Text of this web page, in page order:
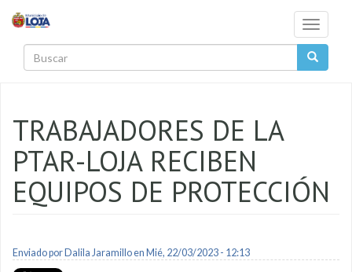
Toggle
TRABAJADORES DE LA
PTAR-LOJA RECIBEN
EQUIPOS DE PROTECCIÓN
Enviado por Dalila Jaramilloen Mié, 22/03/2023 - 12:13